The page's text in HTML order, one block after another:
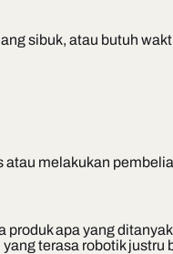
sibuk, atau butuh
atau melakukan
apa yang
terasa robotik